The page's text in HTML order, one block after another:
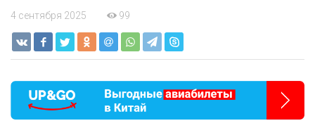
4 сентября 2025 99